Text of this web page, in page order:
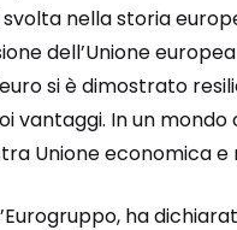
nella storia
dell’Unione
si è dimostrato
vantaggi. In un
Unione economica e
ha